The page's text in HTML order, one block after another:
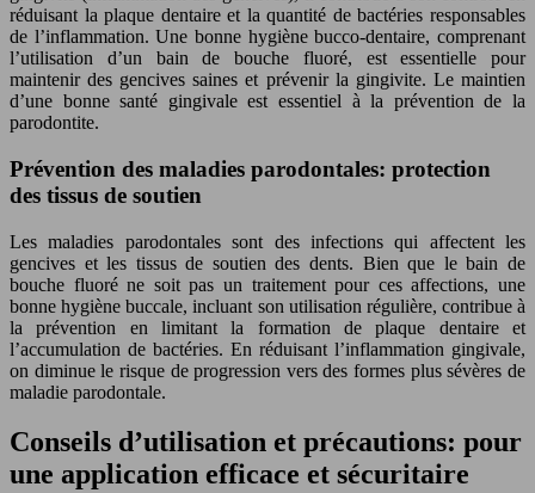
réduisant la plaque dentaire et la quantité de bactéries responsables
de l’inflammation. Une bonne hygiène bucco-dentaire, comprenant
l’utilisation d’un bain de bouche fluoré, est essentielle pour
maintenir des gencives saines et prévenir la gingivite. Le maintien
d’une bonne santé gingivale est essentiel à la prévention de la
parodontite.
Prévention des maladies parodontales: protection
des tissus de soutien
Les maladies parodontales sont des infections qui affectent les
gencives et les tissus de soutien des dents. Bien que le bain de
bouche fluoré ne soit pas un traitement pour ces affections, une
bonne hygiène buccale, incluant son utilisation régulière, contribue à
la prévention en limitant la formation de plaque dentaire et
l’accumulation de bactéries. En réduisant l’inflammation gingivale,
on diminue le risque de progression vers des formes plus sévères de
maladie parodontale.
Conseils d’utilisation et précautions: pour
une application efficace et sécuritaire